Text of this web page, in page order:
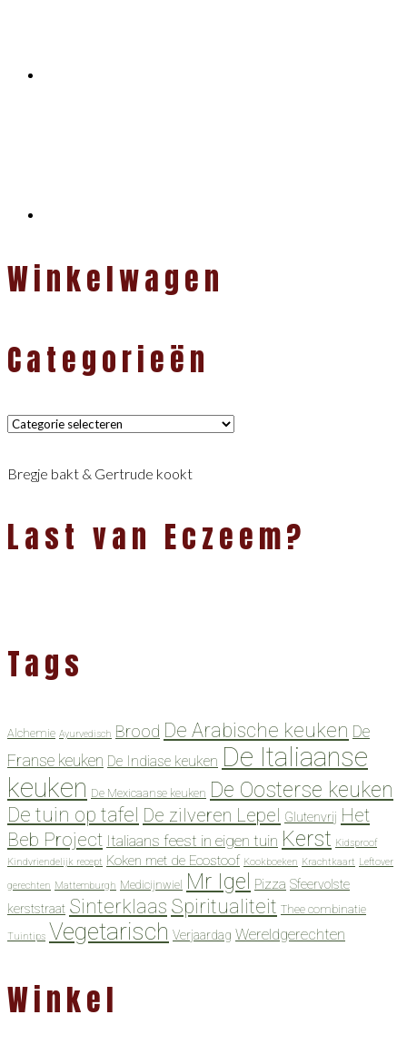
Winkelwagen
Categorieën
Categorieën
Bregje bakt & Gertrude kookt
Last van Eczeem?
Tags
Alchemie Ayurvedisch Brood De Arabische keuken De
Franse keuken De Indiase keuken De Italiaanse
keuken De Mexicaanse keuken De Oosterse keuken
De tuin op tafel De zilveren Lepel Glutenvrij Het
Beb Project Italiaans feest in eigen tuin Kerst Kidsproof
Kindvriendelijk recept Koken met de Ecostoof Kookboeken Krachtkaart Leftover
gerechten Mattemburgh Medicijnwiel Mr Igel Pizza Sfeervolste
kerststraat Sinterklaas Spiritualiteit Thee combinatie
Tuintips Vegetarisch Verjaardag Wereldgerechten
Winkel